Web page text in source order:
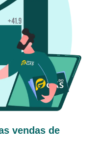
vendas de